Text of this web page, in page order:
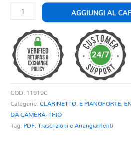
CANZONETTA
quantità
AGGIUNGI AL
COD: 11919C
Categorie:CLARINETTO, E PIANOFORTE,
DA CAMERA,TRIO
Tag: PDF,Trascrizioni e Arrangiamenti